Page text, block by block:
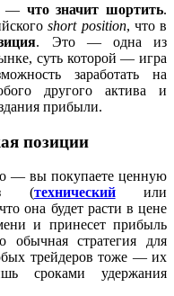
— что значит шортить.
short position, что в
. Это — одна из
суть которой — игра
заработать на
другого актива и
прибыли.
позиции
— вы покупаете ценную
(техническийили
она будет расти в цене
и принесет прибыль
стратегия для
трейдеров тоже — их
сроками удержания